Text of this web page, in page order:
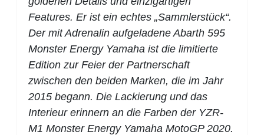
Features. Er ist ein echtes „Sammlerstück“.
Der mit Adrenalin aufgeladene Abarth 595
Monster Energy Yamaha ist die limitierte
Edition zur Feier der Partnerschaft
zwischen den beiden Marken, die im Jahr
2015 begann. Die Lackierung und das
Interieur erinnern an die Farben der YZR-
M1 Monster Energy Yamaha MotoGP 2020.